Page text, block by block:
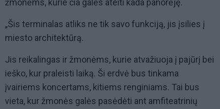
žmonėms, kurie čia galės ateiti kada panorėję.
„Šis terminalas atliks ne tik savo funkciją, jis įsilies į
miesto architektūrą.
Jis reikalingas ir žmonėms, kurie atvažiuoja į pajūrį bei
ieško, kur praleisti laiką. Ši erdvė bus tinkama
įvairiems koncertams, kitiems renginiams. Tai bus
vieta, kur žmonės galės pasėdėti ant amfiteatrinių